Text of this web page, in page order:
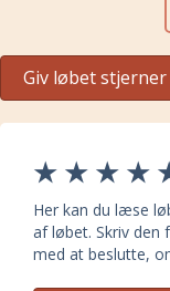
Giv løbet
Her kan du læse
af løbet. Skriv
med at beslutte,